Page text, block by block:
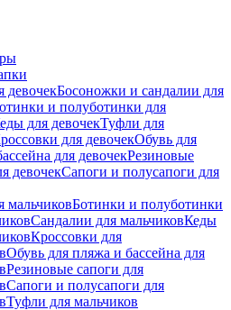
девочекБосоножки и сандалии для
и полуботинки для
для девочекТуфли для
для девочекОбувь для
для девочекРезиновые
девочекСапоги и полусапоги для
мальчиковБотинки и полуботинки
Сандалии для мальчиковКеды
Кроссовки для
Обувь для пляжа и бассейна для
Резиновые сапоги для
Сапоги и полусапоги для
Туфли для мальчиков